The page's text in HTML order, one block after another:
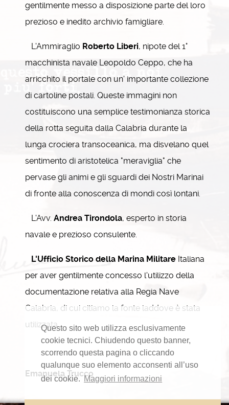
Questo sito web utilizza esclusivamente
cookie tecnici. Chiudendo questo banner,
scorrendo questa pagina o cliccando
qualunque suo elemento acconsenti all’uso
dei cookie. Maggiori informazioni
gentilmente messo a disposizione parte del loro
prezioso e inedito archivio famigliare.
L'Ammiraglio Roberto Liberi, nipote del 1°
macchinista navale Leopoldo Ceppo, che ha
arricchito il portale con un' importante collezione
di cartoline postali. Queste immagini non
costituiscono una semplice testimonianza storica
della rotta seguita dalla Calabria durante la
lunga crociera transoceanica, ma disvelano quel
sentimento di aristotelica "meraviglia" che
pervase gli animi e gli sguardi dei Nostri Marinai
di fronte alla conoscenza di mondi così lontani.
L'Avv. Andrea Tirondola, esperto in storia
navale e prezioso consulente.
L'Ufficio Storico della Marina Militare Italiana
per aver gentilmente concesso l'utilizzo della
documentazione relativa alla Regia Nave
Calabria, di cui citiamo la fonte laddove è stata
utilizzata.
Emanuela Trucco